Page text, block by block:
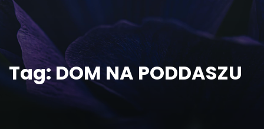
Tag:DOM NA PODDASZU